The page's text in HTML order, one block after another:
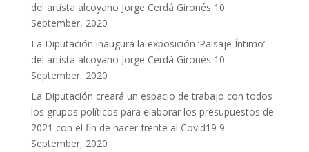
del artista alcoyano Jorge Cerdá Gironés 10
September, 2020
La Diputación inaugura la exposición ‘Paisaje Íntimo’
del artista alcoyano Jorge Cerdá Gironés 10
September, 2020
La Diputación creará un espacio de trabajo con todos
los grupos políticos para elaborar los presupuestos de
2021 con el fin de hacer frente al Covid19 9
September, 2020